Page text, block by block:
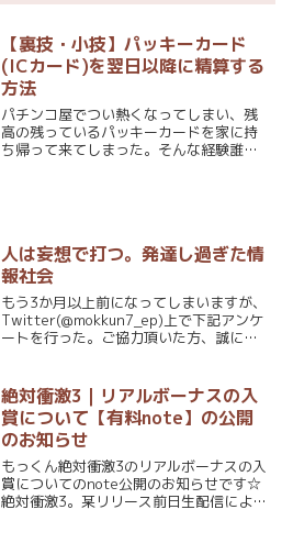
【裏技・小技】パッキーカード
(ICカード)を翌日以降に精算する
方法
パチンコ屋でつい熱くなってしまい、残
高の残っているパッキーカードを家に持
ち帰って来てしまった。そんな経験誰に
人は妄想で打つ。発達し過ぎた情
報社会
もう3か月以上前になってしまいますが、
Twitter(@mokkun7_ep)上で下記アンケ
ートを行った。ご協力頂いた方、誠にあ
す(大当たり回数は許す)...
絶対衝激3｜リアルボーナスの入
賞について【有料note】の公開
のお知らせ
もっくん絶対衝激3のリアルボーナスの入
賞についてのnote公開のお知らせです☆
絶対衝激3。某リリース前日生配信により